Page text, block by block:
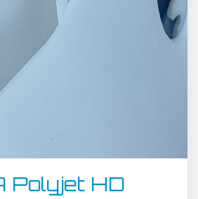
Polyjet HD